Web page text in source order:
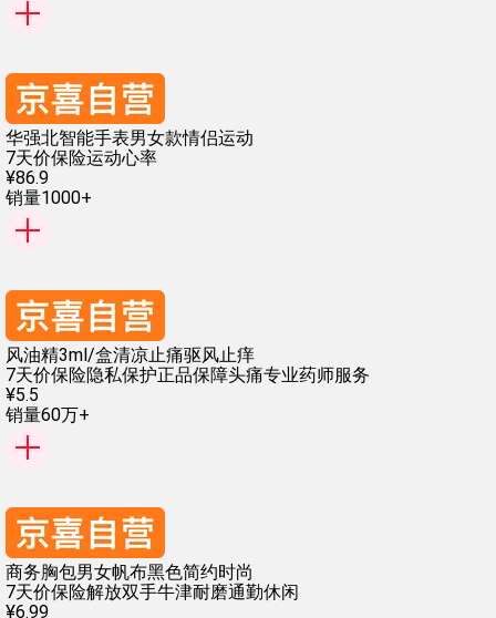
华强北智能手表男女款情侣运动
7天价保险运动心率
¥86.9
销量1000+
风油精3ml/盒清凉止痛驱风止痒
7天价保险隐私保护正品保障头痛专业药师服务
¥5.5
销量60万+
商务胸包男女帆布黑色简约时尚
7天价保险解放双手牛津耐磨通勤休闲
¥6.99